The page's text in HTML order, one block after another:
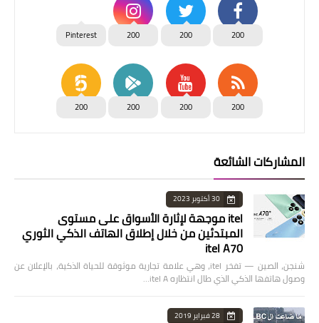
200
200
200
Pinterest
200
200
200
200
المشاركات الشائعة
30 أكتوبر 2023
itel موجهة لإثارة الأسواق على مستوى
المبتدئين من خلال إطلاق الهاتف الذكي الثوري
itel A70
شنجن، الصين — تفخر itel، وهي علامة تجارية موثوقة للحياة الذكية، بالإعلان عن
وصول هاتفها الذكي الذي طال انتظاره itel A…
28 فبراير 2019